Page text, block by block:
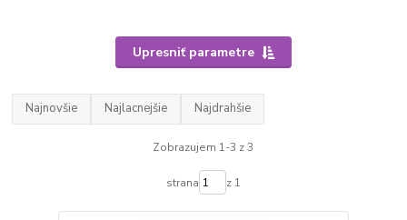
Upresniť parametre
Najnovšie Najlacnejšie Najdrahšie
Zobrazujem 1-3 z 3
strana z 1